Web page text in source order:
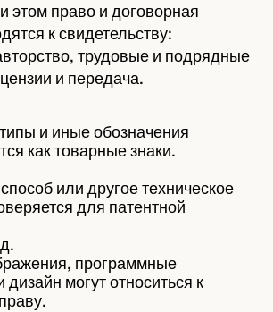
этом право и договорная
к свидетельству:
трудовые и подрядные
и передача.
и иные обозначения
как товарные знаки.
или другое техническое
для патентной
программные
могут относиться к